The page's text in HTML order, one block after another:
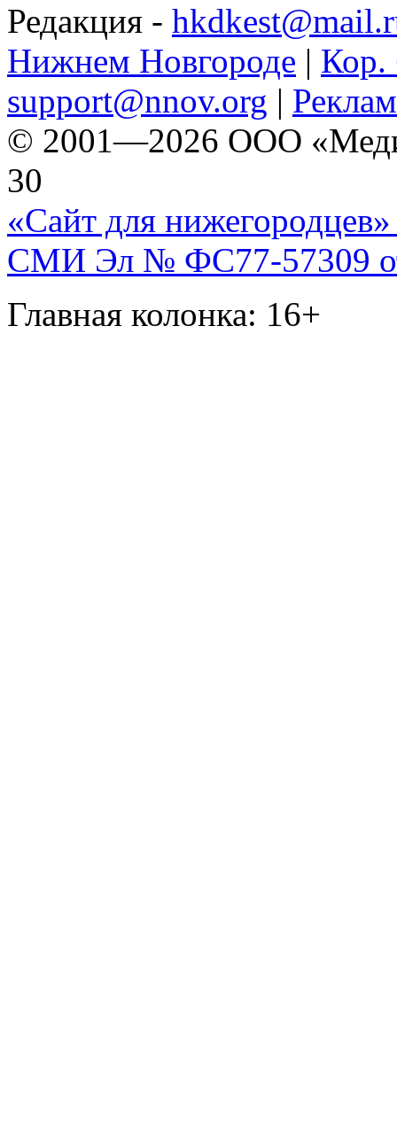
Редакция -
Нижнем Новгороде | Кор.
support@nnov.org |
© 2001—2026 ООО
30
«Сайт для нижегородцев»
СМИ Эл № ФС77-57309
Главная колонка: 16+